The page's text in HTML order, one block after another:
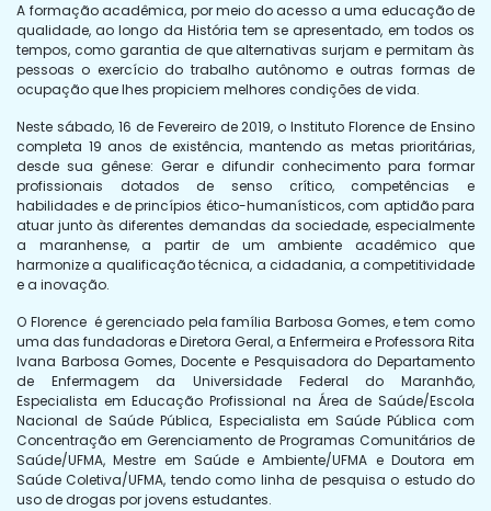
A formação acadêmica, por meio do acesso a uma educação de
qualidade, ao longo da História tem se apresentado, em todos os
tempos, como garantia de que alternativas surjam e permitam às
pessoas o exercício do trabalho autônomo e outras formas de
ocupação que lhes propiciem melhores condições de vida.
Neste sábado, 16 de Fevereiro de 2019, o Instituto Florence de Ensino
completa 19 anos de existência, mantendo as metas prioritárias,
desde sua gênese: Gerar e difundir conhecimento para formar
profissionais dotados de senso crítico, competências e
habilidades e de princípios ético-humanísticos, com aptidão para
atuar junto às diferentes demandas da sociedade, especialmente
a maranhense, a partir de um ambiente acadêmico que
harmonize a qualificação técnica, a cidadania, a competitividade
e a inovação.
O Florence é gerenciado pela família Barbosa Gomes, e tem como
uma das fundadoras e Diretora Geral, a Enfermeira e Professora Rita
Ivana Barbosa Gomes, Docente e Pesquisadora do Departamento
de Enfermagem da Universidade Federal do Maranhão,
Especialista em Educação Profissional na Área de Saúde/Escola
Nacional de Saúde Pública, Especialista em Saúde Pública com
Concentração em Gerenciamento de Programas Comunitários de
Saúde/UFMA, Mestre em Saúde e Ambiente/UFMA e Doutora em
Saúde Coletiva/UFMA, tendo como linha de pesquisa o estudo do
uso de drogas por jovens estudantes.